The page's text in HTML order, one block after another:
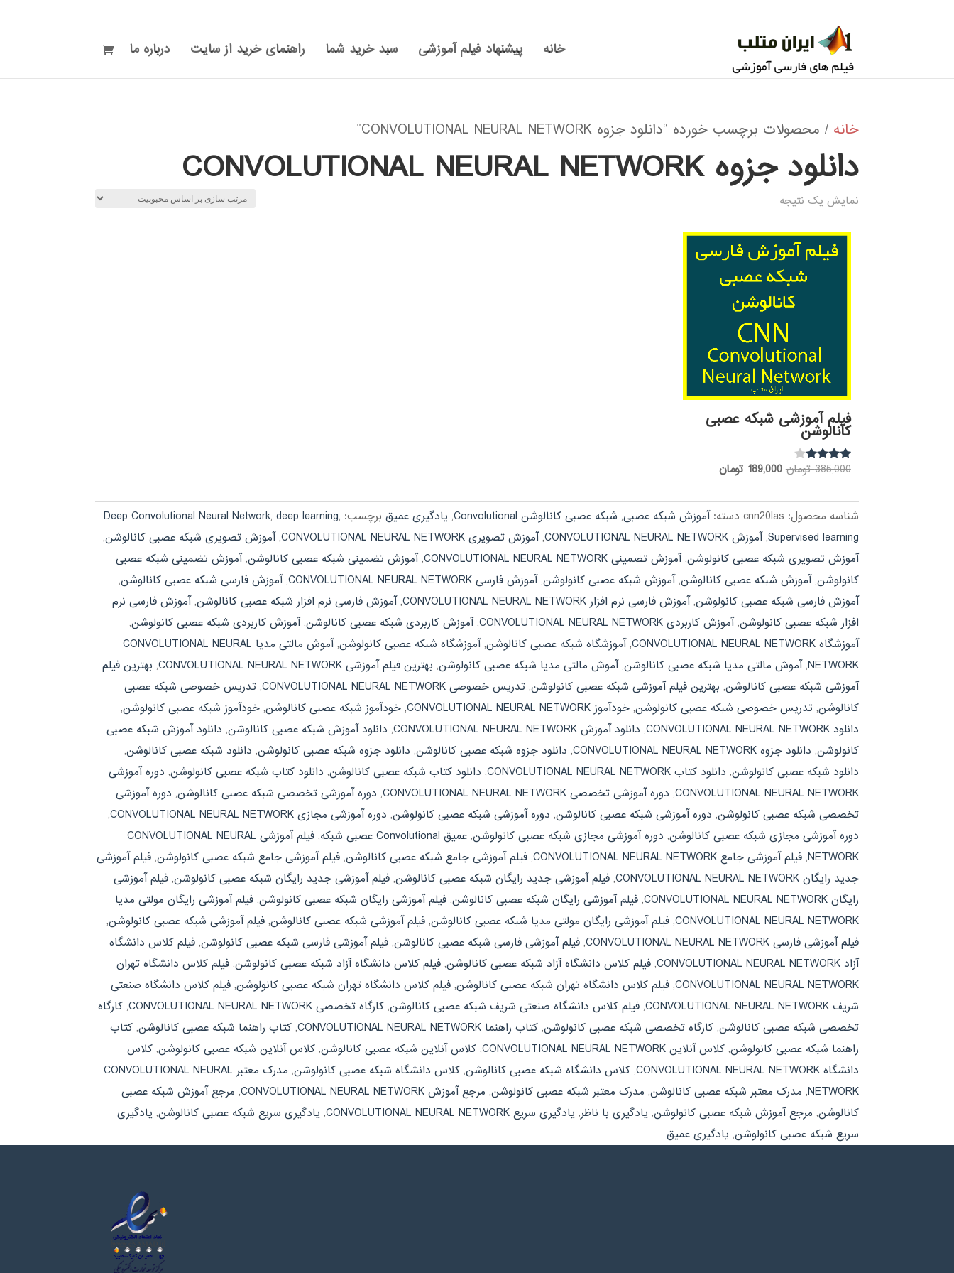
خانه پیشنهاد فیلم آموزشی سبد خرید شما راهنمای خرید از سایت درباره ما
خانه / محصولات برچسب خورده “دانلود جزوه CONVOLUTIONAL NEURAL NETWORK”
دانلود جزوه CONVOLUTIONAL NEURAL NETWORK
نمایش یک نتیجه
فیلم آموزشی شبکه عصبی
کانالوشن
نمره
385,000 تومان قیمت
385,000 تومان
بود.
189,000 تومان
189,000 تومان.
شناسه محصول: cnn20las دسته:آموزش شبکه عصبی, شبکه عصبی کانالوشن Convolutional , یادگیری عمیق برچسب: Deep Convolutional Neural Network, deep learning,
Supervised learning
,آموزش CONVOLUTIONAL NEURAL NETWORK ,آموزش تصویری CONVOLUTIONAL NEURAL NETWORK ,آموزش تصویری شبکه عصبی کانالوشن,
آموزش تصویری شبکه عصبی کانولوشن,آموزش تضمینی CONVOLUTIONAL NEURAL NETWORK ,آموزش تضمینی شبکه عصبی کانالوشن,آموزش تضمینی شبکه عصبی
کانولوشن,آموزش شبکه عصبی کانالوشن,آموزش شبکه عصبی کانولوشن,آموزش فارسی CONVOLUTIONAL NEURAL NETWORK ,آموزش فارسی شبکه عصبی کانالوشن,
آموزش فارسی شبکه عصبی کانولوشن,آموزش فارسی نرم افزار CONVOLUTIONAL NEURAL NETWORK ,آموزش فارسی نرم افزار شبکه عصبی کانالوشن,آموزش فارسی نرم
افزار شبکه عصبی کانولوشن,آموزش کاربردی CONVOLUTIONAL NEURAL NETWORK ,آموزش کاربردی شبکه عصبی کانالوشن,آموزش کاربردی شبکه عصبی کانولوشن,
آموزشگاه CONVOLUTIONAL NEURAL NETWORK
,آموزشگاه شبکه عصبی کانالوشن,آموزشگاه شبکه عصبی کانولوشن,
آموش مالتی مدیا CONVOLUTIONAL NEURAL
NETWORK
,آموش مالتی مدیا شبکه عصبی کانالوشن,آموش مالتی مدیا شبکه عصبی کانولوشن, بهترین فیلم آموزشی CONVOLUTIONAL NEURAL NETWORK , بهترین فیلم
آموزشی شبکه عصبی کانالوشن, بهترین فیلم آموزشی شبکه عصبی کانولوشن,تدریس خصوصی CONVOLUTIONAL NEURAL NETWORK ,تدریس خصوصی شبکه عصبی
کانالوشن,تدریس خصوصی شبکه عصبی کانولوشن,خودآموز CONVOLUTIONAL NEURAL NETWORK ,خودآموز شبکه عصبی کانالوشن,خودآموز شبکه عصبی کانولوشن,
دانلود CONVOLUTIONAL NEURAL NETWORK
, دانلود آموزش CONVOLUTIONAL NEURAL NETWORK , دانلود آموزش شبکه عصبی کانالوشن, دانلود آموزش شبکه عصبی
کانولوشن, دانلود جزوه CONVOLUTIONAL NEURAL NETWORK , دانلود جزوه شبکه عصبی کانالوشن, دانلود جزوه شبکه عصبی کانولوشن, دانلود شبکه عصبی کانالوشن,
دانلود شبکه عصبی کانولوشن, دانلود کتاب CONVOLUTIONAL NEURAL NETWORK , دانلود کتاب شبکه عصبی کانالوشن, دانلود کتاب شبکه عصبی کانولوشن, دوره آموزشی
CONVOLUTIONAL NEURAL NETWORK
, دوره آموزشی تخصصی CONVOLUTIONAL NEURAL NETWORK , دوره آموزشی تخصصی شبکه عصبی کانالوشن, دوره آموزشی
تخصصی شبکه عصبی کانولوشن, دوره آموزشی شبکه عصبی کانالوشن, دوره آموزشی شبکه عصبی کانولوشن, دوره آموزشی مجازی CONVOLUTIONAL NEURAL NETWORK
,
دوره آموزشی مجازی شبکه عصبی کانالوشن, دوره آموزشی مجازی شبکه عصبی کانولوشن,عمیق Convolutional عصبی شبکه ,
فیلم آموزشی CONVOLUTIONAL NEURAL
NETWORK
,فیلم آموزشی جامع CONVOLUTIONAL NEURAL NETWORK ,فیلم آموزشی جامع شبکه عصبی کانالوشن,فیلم آموزشی جامع شبکه عصبی کانولوشن,فیلم آموزشی
جدید رایگان CONVOLUTIONAL NEURAL NETWORK
,فیلم آموزشی جدید رایگان شبکه عصبی کانالوشن,فیلم آموزشی جدید رایگان شبکه عصبی کانولوشن,فیلم آموزشی
رایگان CONVOLUTIONAL NEURAL NETWORK
,فیلم آموزشی رایگان شبکه عصبی کانالوشن,فیلم آموزشی رایگان شبکه عصبی کانولوشن,فیلم آموزشی رایگان مولتی مدیا
CONVOLUTIONAL NEURAL NETWORK
,فیلم آموزشی رایگان مولتی مدیا شبکه عصبی کانالوشن,فیلم آموزشی شبکه عصبی کانالوشن,فیلم آموزشی شبکه عصبی کانولوشن,
فیلم آموزشی فارسی CONVOLUTIONAL NEURAL NETWORK
,فیلم آموزشی فارسی شبکه عصبی کانالوشن,فیلم آموزشی فارسی شبکه عصبی کانولوشن,فیلم کلاس دانشگاه
آزاد CONVOLUTIONAL NEURAL NETWORK
,فیلم کلاس دانشگاه آزاد شبکه عصبی کانالوشن,فیلم کلاس دانشگاه آزاد شبکه عصبی کانولوشن,فیلم کلاس دانشگاه تهران
CONVOLUTIONAL NEURAL NETWORK
,فیلم کلاس دانشگاه تهران شبکه عصبی کانالوشن,فیلم کلاس دانشگاه تهران شبکه عصبی کانولوشن,فیلم کلاس دانشگاه صنعتی
شریف CONVOLUTIONAL NEURAL NETWORK
,فیلم کلاس دانشگاه صنعتی شریف شبکه عصبی کانالوشن,کارگاه تخصصی CONVOLUTIONAL NEURAL NETWORK ,کارگاه
تخصصی شبکه عصبی کانالوشن,کارگاه تخصصی شبکه عصبی کانولوشن,کتاب راهنما CONVOLUTIONAL NEURAL NETWORK ,کتاب راهنما شبکه عصبی کانالوشن,کتاب
راهنما شبکه عصبی کانولوشن,کلاس آنلاین CONVOLUTIONAL NEURAL NETWORK ,کلاس آنلاین شبکه عصبی کانالوشن,کلاس آنلاین شبکه عصبی کانولوشن,کلاس
دانشگاه CONVOLUTIONAL NEURAL NETWORK
,کلاس دانشگاه شبکه عصبی کانالوشن,کلاس دانشگاه شبکه عصبی کانولوشن,
مدرک معتبر CONVOLUTIONAL NEURAL
NETWORK
, مدرک معتبر شبکه عصبی کانالوشن, مدرک معتبر شبکه عصبی کانولوشن, مرجع آموزش CONVOLUTIONAL NEURAL NETWORK , مرجع آموزش شبکه عصبی
کانالوشن, مرجع آموزش شبکه عصبی کانولوشن, یادگیری با ناظر, یادگیری سریع CONVOLUTIONAL NEURAL NETWORK , یادگیری سریع شبکه عصبی کانالوشن, یادگیری
سریع شبکه عصبی کانولوشن, یادگیری عمیق